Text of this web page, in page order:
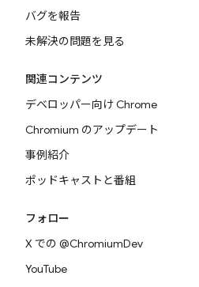
バグを報告
未解決の問題を見る
関連コンテンツ
デベロッパー向け Chrome
Chromium のアップデート
事例紹介
ポッドキャストと番組
フォロー
X での @ChromiumDev
YouTube